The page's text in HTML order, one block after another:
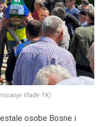
Vlade TK)
osobe Bosne i